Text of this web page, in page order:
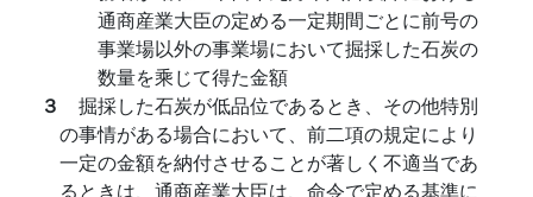
通商産業大臣の定める一定期間ごとに前号の
事業場以外の事業場において掘採した石炭の
数量を乘じて得た金額
３ 掘採した石炭が低品位であるとき、その他特別
の事情がある場合において、前二項の規定により
一定の金額を納付させることが著しく不適当であ
るときは、通商産業大臣は、命令で定める基準に